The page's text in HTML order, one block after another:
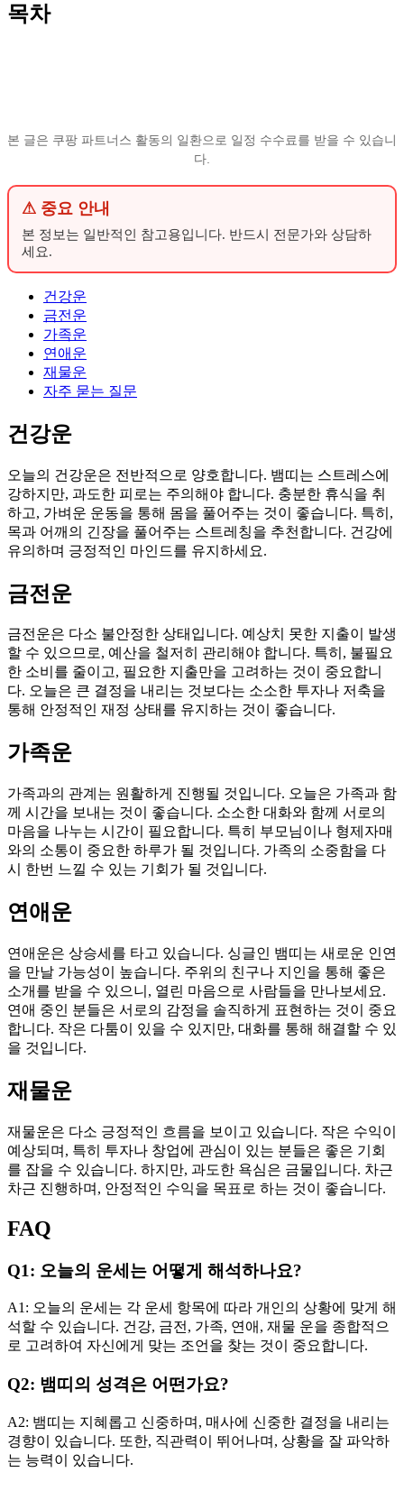
목차
본 글은 쿠팡 파트너스 활동의 일환으로 일정 수수료를 받을 수 있습니
다.
⚠ 중요 안내
본 정보는 일반적인 참고용입니다. 반드시 전문가와 상담하
세요.
건강운
금전운
가족운
연애운
재물운
자주 묻는 질문
건강운
오늘의 건강운은 전반적으로 양호합니다. 뱀띠는 스트레스에
강하지만, 과도한 피로는 주의해야 합니다. 충분한 휴식을 취
하고, 가벼운 운동을 통해 몸을 풀어주는 것이 좋습니다. 특히,
목과 어깨의 긴장을 풀어주는 스트레칭을 추천합니다. 건강에
유의하며 긍정적인 마인드를 유지하세요.
금전운
금전운은 다소 불안정한 상태입니다. 예상치 못한 지출이 발생
할 수 있으므로, 예산을 철저히 관리해야 합니다. 특히, 불필요
한 소비를 줄이고, 필요한 지출만을 고려하는 것이 중요합니
다. 오늘은 큰 결정을 내리는 것보다는 소소한 투자나 저축을
통해 안정적인 재정 상태를 유지하는 것이 좋습니다.
가족운
가족과의 관계는 원활하게 진행될 것입니다. 오늘은 가족과 함
께 시간을 보내는 것이 좋습니다. 소소한 대화와 함께 서로의
마음을 나누는 시간이 필요합니다. 특히 부모님이나 형제자매
와의 소통이 중요한 하루가 될 것입니다. 가족의 소중함을 다
시 한번 느낄 수 있는 기회가 될 것입니다.
연애운
연애운은 상승세를 타고 있습니다. 싱글인 뱀띠는 새로운 인연
을 만날 가능성이 높습니다. 주위의 친구나 지인을 통해 좋은
소개를 받을 수 있으니, 열린 마음으로 사람들을 만나보세요.
연애 중인 분들은 서로의 감정을 솔직하게 표현하는 것이 중요
합니다. 작은 다툼이 있을 수 있지만, 대화를 통해 해결할 수 있
을 것입니다.
재물운
재물운은 다소 긍정적인 흐름을 보이고 있습니다. 작은 수익이
예상되며, 특히 투자나 창업에 관심이 있는 분들은 좋은 기회
를 잡을 수 있습니다. 하지만, 과도한 욕심은 금물입니다. 차근
차근 진행하며, 안정적인 수익을 목표로 하는 것이 좋습니다.
FAQ
Q1: 오늘의 운세는 어떻게 해석하나요?
A1: 오늘의 운세는 각 운세 항목에 따라 개인의 상황에 맞게 해
석할 수 있습니다. 건강, 금전, 가족, 연애, 재물 운을 종합적으
로 고려하여 자신에게 맞는 조언을 찾는 것이 중요합니다.
Q2: 뱀띠의 성격은 어떤가요?
A2: 뱀띠는 지혜롭고 신중하며, 매사에 신중한 결정을 내리는
경향이 있습니다. 또한, 직관력이 뛰어나며, 상황을 잘 파악하
는 능력이 있습니다.